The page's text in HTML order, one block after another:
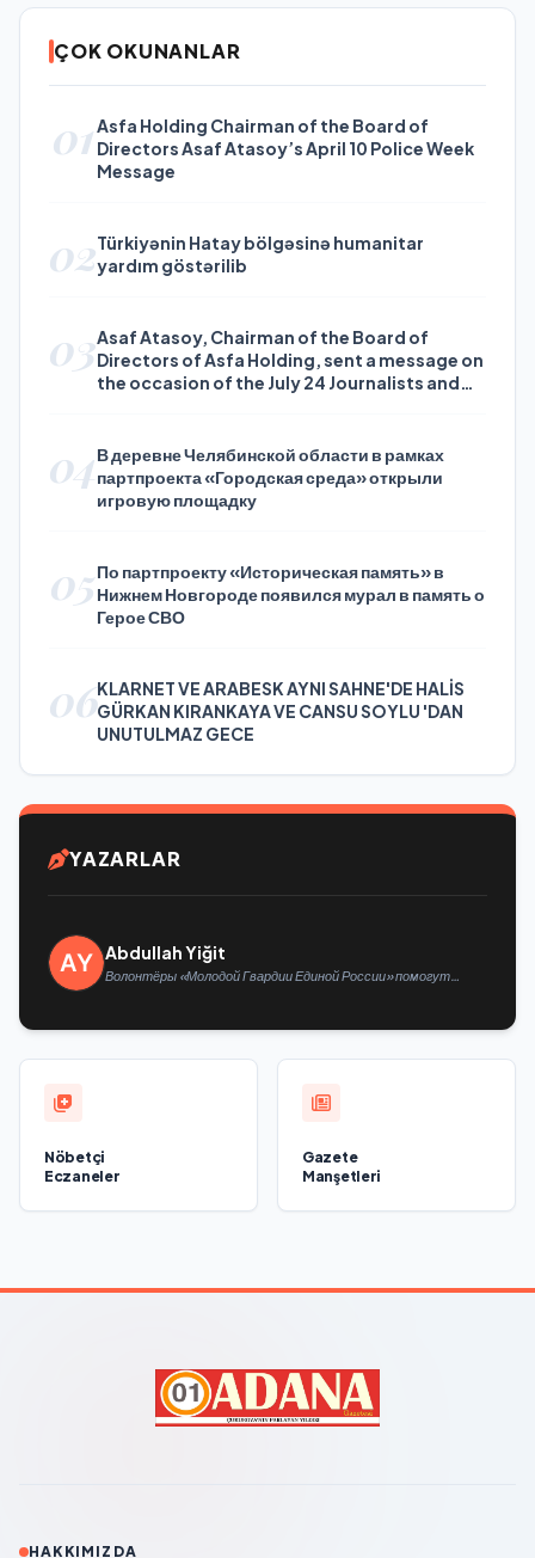
ÇOK OKUNANLAR
01Asfa Holding Chairman of the Board of
Directors Asaf Atasoy’s April 10 Police Week
Message
02Türkiyənin Hatay bölgəsinə humanitar
yardım göstərilib
03Asaf Atasoy, Chairman of the Board of
Directors of Asfa Holding, sent a message on
the occasion of the July 24 Journalists and
04В деревне Челябинской области в рамках
партпроекта «Городская среда» открыли
игровую площадку
05По партпроекту «Историческая память» в
Нижнем Новгороде появился мурал в память о
Герое СВО
06KLARNET VE ARABESK AYNI SAHNE'DE HALİS
GÜRKAN KIRANKAYA VE CANSU SOYLU 'DAN
UNUTULMAZ GECE
YAZARLAR
Abdullah Yiğit
Волонтёры «Молодой Гвардии Единой России» помогут
Nöbetçi
Eczaneler
Gazete
Manşetleri
HAKKIMIZDA